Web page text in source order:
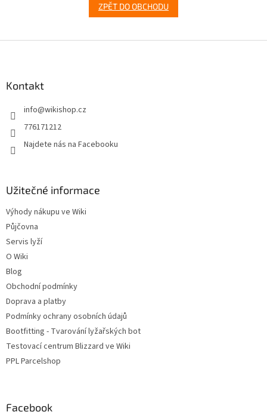
ZPĚT DO OBCHODU
Kontakt
info@wikishop.cz
776171212
Najdete nás na Facebooku
Užitečné informace
Výhody nákupu ve Wiki
Půjčovna
Servis lyží
O Wiki
Blog
Obchodní podmínky
Doprava a platby
Podmínky ochrany osobních údajů
Bootfitting - Tvarování lyžařských bot
Testovací centrum Blizzard ve Wiki
PPL Parcelshop
Facebook